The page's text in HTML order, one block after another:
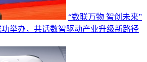
“数联万物 智创未来”
举办，共话数智驱动产业升级新路径